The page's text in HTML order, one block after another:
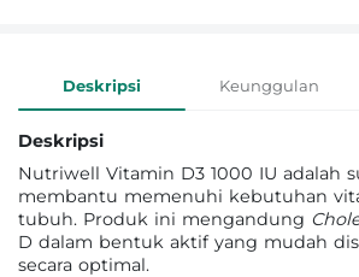
Informasi Produk
Deskripsi Keunggulan
Deskripsi
Nutriwell Vitamin D3 1000 IU adalah
membantu memenuhi kebutuhan
tubuh. Produk ini mengandung
D dalam bentuk aktif yang mudah
secara optimal.